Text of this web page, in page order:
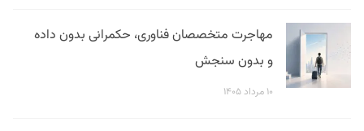
مهاجرت متخصصان فناوری، حکمرانی بدون داده
و بدون سنجش
۱۰ مرداد ۱۴۰۵